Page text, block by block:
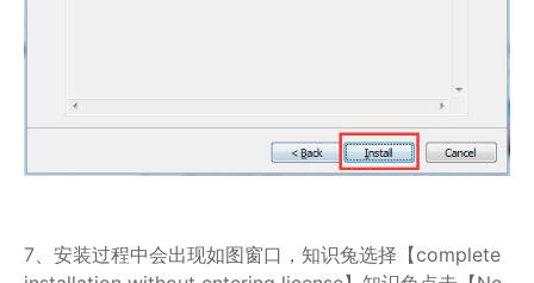
7、安装过程中会出现如图窗口，知识兔选择【complete